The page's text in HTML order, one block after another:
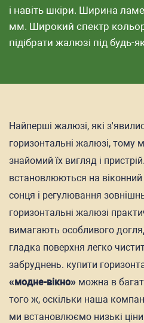
і навіть шкіри. Ширина
мм. Широкий спектр
підібрати жалюзі під будь-
Найперші жалюзі, які
горизонтальні жалюзі, тому
знайомий їх вигляд і
встановлюються на віконний
сонця і регулювання
горизонтальні жалюзі
вимагають особливого
гладка поверхня легко
забруднень. купити
«модне-вікно» можна в
того ж, оскільки наша
ми встановлюємо низькі